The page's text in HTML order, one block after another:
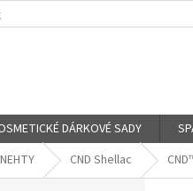
DÁRKOVÉ SADY
CND Shellac